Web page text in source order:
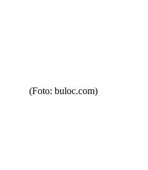
(Foto: buloc.com)